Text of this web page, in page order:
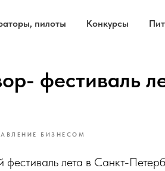
пилоты Конкурсы
фестиваль
БИЗНЕСОМ
лета в Санкт-